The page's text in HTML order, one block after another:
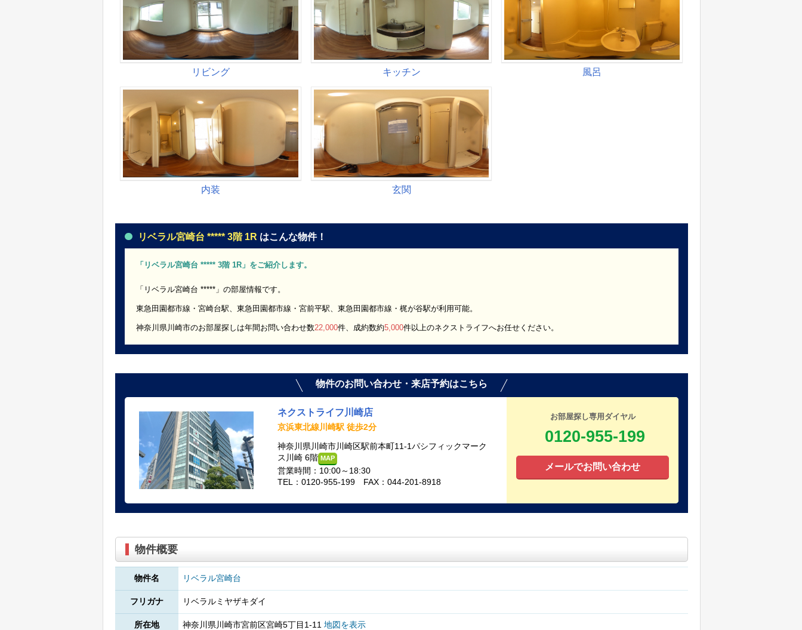
リベラル宮崎台 ***** 3階 1R はこんな物件！
「リベラル宮崎台 ***** 3階 1R」をご紹介します。
「リベラル宮崎台 *****」の部屋情報です。
東急田園都市線・宮崎台駅、東急田園都市線・宮前平駅、東急田園都市線・梶が谷駅が利用可能。
神奈川県川崎市のお部屋探しは年間お問い合わせ数22,000件、成約数約5,000件以上のネクストライフへお任せください。
物件のお問い合わせ・来店予約はこちら
ネクストライフ川崎店
京浜東北線川崎駅 徒歩2分
神奈川県川崎市川崎区駅前本町11-1パシフィックマーク
ス川崎 6階 MAP
営業時間：10:00～18:30
TEL：0120-955-199 FAX：044-201-8918
お部屋探し専用ダイヤル
0120-955-199
メールでお問い合わせ
物件概要
物件名 リベラル宮崎台
フリガナ リベラルミヤザキダイ
所在地 神奈川県川崎市宮前区宮崎5丁目1-11 地図を表示